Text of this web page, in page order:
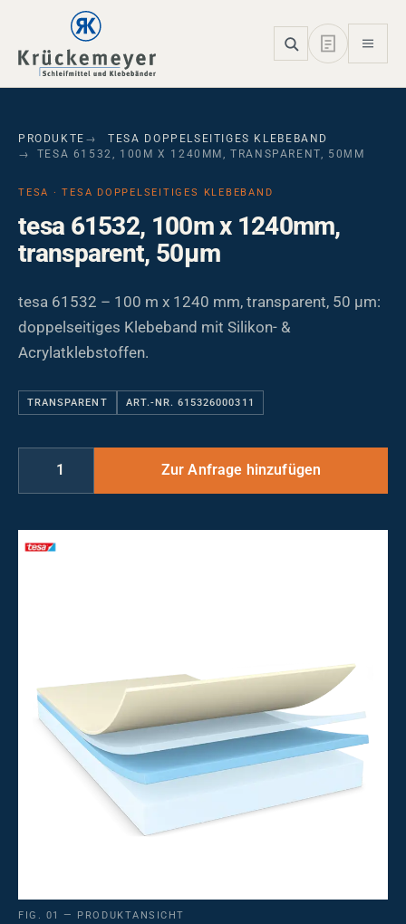
Skip to main navigation
Skip to main content
Skip to page footer
PRODUKTE
TESA DOPPELSEITIGES KLEBEBAND
TESA 61532, 100M X 1240MM, TRANSPARENT, 50ΜM
TESA · TESA DOPPELSEITIGES KLEBEBAND
tesa 61532, 100m x 1240mm,
transparent, 50µm
tesa 61532 – 100 m x 1240 mm, transparent, 50 µm:
doppelseitiges Klebeband mit Silikon- &
Acrylatklebstoffen.
TRANSPARENT ART.-NR. 615326000311
FIG. 01 — PRODUKTANSICHT